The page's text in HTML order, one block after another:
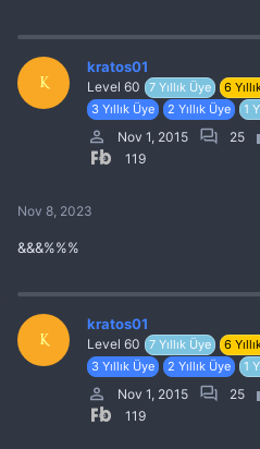
K
kratos01
Level 60 7 Yıllık Üye 6
3 Yıllık Üye
2 Yıllık Üye 1
Nov 1, 2015 25
119
Nov 8, 2023
&&&%%%
K
kratos01
Level 60 7 Yıllık Üye 6
3 Yıllık Üye
2 Yıllık Üye 1
Nov 1, 2015 25
119